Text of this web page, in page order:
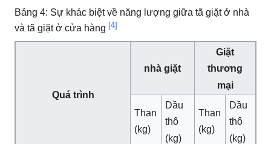
Bảng 4: Sự khác biệt về năng lượng giữa tã giặt ở nhà
và tã giặt ở cửa hàng [4]
Quá trình
nhà giặt
Giặt
thương
mại
Than
(kg)
Dầu
thô
(kg)
Than
(kg)
Dầu
thô
(kg)